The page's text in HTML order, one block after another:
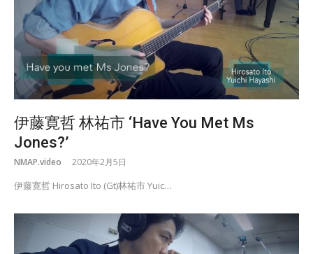
伊藤寛哲 林祐市 ‘Have You Met Ms
Jones?’
NMAP.video 2020年2月5日
伊藤寛哲 Hirosato Ito (Gt)林祐市 Yuic…